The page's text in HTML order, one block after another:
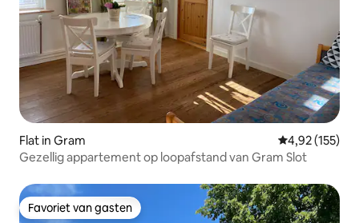
Flat in Gram Gemiddelde
4,92 (155)
Gezellig appartement op loopafstand van Gram Slot
Favoriet van gasten
Favoriet van gasten